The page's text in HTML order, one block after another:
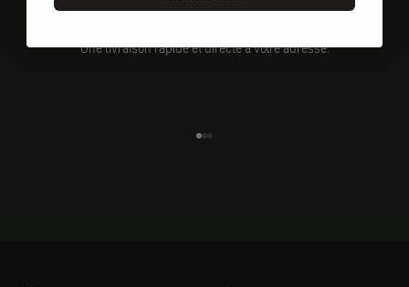
Une livraison rapide et directe à votre adresse.